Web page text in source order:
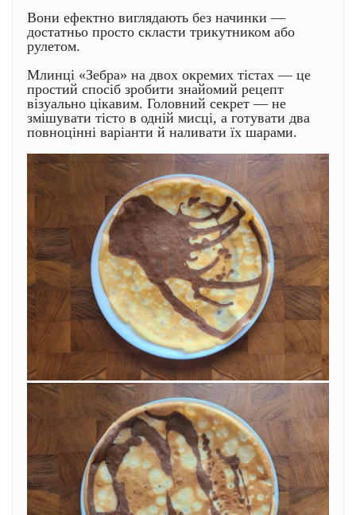
Вони ефектно виглядають без начинки —
достатньо просто скласти трикутником або
рулетом.
Млинці «Зебра» на двох окремих тістах — це
простий спосіб зробити знайомий рецепт
візуально цікавим. Головний секрет — не
змішувати тісто в одній мисці, а готувати два
повноцінні варіанти й наливати їх шарами.